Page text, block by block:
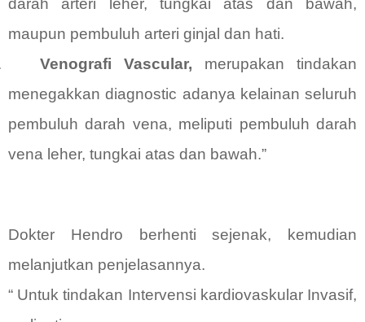
maupun pembuluh arteri ginjal dan hati.
Venografi Vascular, merupakan tindakan
menegakkan diagnostic adanya kelainan seluruh
pembuluh darah vena, meliputi pembuluh darah
vena leher, tungkai atas dan bawah.”
Dokter Hendro berhenti sejenak, kemudian
melanjutkan penjelasannya.
“ Untuk tindakan Intervensi kardiovaskular Invasif,